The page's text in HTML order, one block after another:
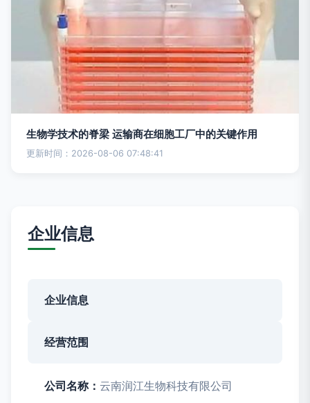
生物学技术的脊梁 运输商在细胞工厂中的关键作用
更新时间：2026-08-06 07:48:41
企业信息
企业信息
经营范围
公司名称： 云南润江生物科技有限公司